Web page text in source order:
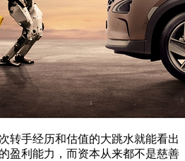
手经历和估值的大跳水就能看出
盈利能力，而资本从来都不是慈善